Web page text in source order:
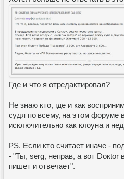
Где и что я отредактировал?
Не знаю кто, где и как
судя по всему, на этом форуме
исключительно как клоуна и
PS. Если кто считает иначе -
- "Ты, serg, неправ, а вот Doкtor
пишет и отвечает".